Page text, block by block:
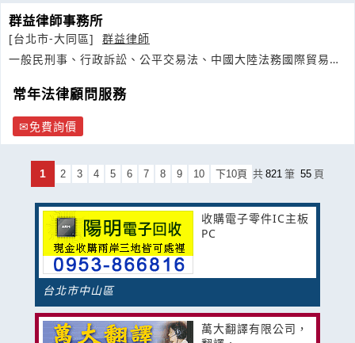
群益律師事務所
[台北市-大同區]
群益律師
一般民刑事、行政訴訟、公平交易法、中國大陸法務國際貿易、
常年法律顧問服務
免費詢價
1 2 3 4 5 6 7 8 9 10 下10頁 共 821 筆 55 頁
收購電子零件IC主板
PC
台北市中山區
萬大翻譯有限公司，